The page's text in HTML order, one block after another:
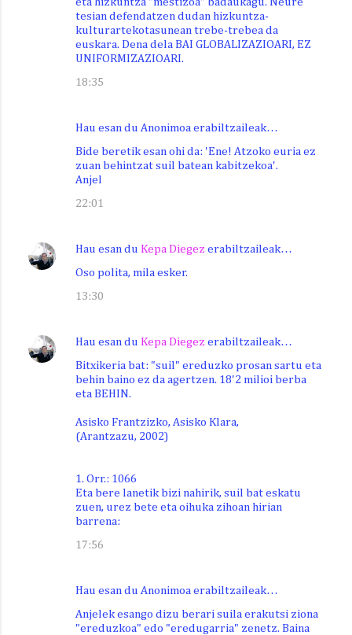
tesian defendatzen dudan hizkuntza-
kulturartekotasunean trebe-trebea da
euskara. Dena dela BAI GLOBALIZAZIOARI, EZ
UNIFORMIZAZIOARI.
18:35
Hau esan du Anonimoa erabiltzaileak…
Bide beretik esan ohi da: 'Ene! Atzoko euria ez
zuan behintzat suil batean kabitzekoa'.
Anjel
22:01
Hau esan du Kepa Diegez erabiltzaileak…
Oso polita, mila esker.
13:30
Hau esan du Kepa Diegez erabiltzaileak…
Bitxikeria bat: "suil" ereduzko prosan sartu eta
behin baino ez da agertzen. 18'2 milioi berba
eta BEHIN.
Asisko Frantzizko, Asisko Klara,
(Arantzazu, 2002)
1. Orr.: 1066
Eta bere lanetik bizi nahirik, suil bat eskatu
zuen, urez bete eta oihuka zihoan hirian
barrena:
17:56
Hau esan du Anonimoa erabiltzaileak…
Anjelek esango dizu berari suila erakutsi ziona
"ereduzkoa" edo "eredugarria" zenetz. Baina